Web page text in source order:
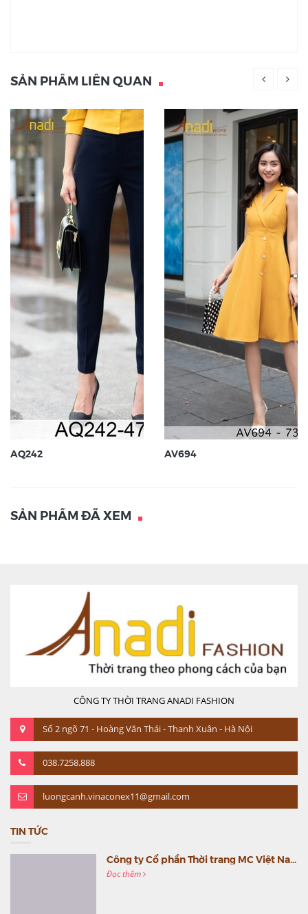
SẢN PHẨM LIÊN QUAN
AQ242 AV694
SẢN PHẨM ĐÃ XEM
CÔNG TY THỜI TRANG ANADI FASHION
Số 2 ngõ 71 - Hoàng Văn Thái - Thanh Xuân - Hà Nội
038.7258.888
luongcanh.vinaconex11@gmail.com
TIN TỨC
Công ty Cổ phần Thời trang MC Việt Nam (MC Fashion) tổ chức Gala mừng sinh nhật lần thứ 9
Đọc thêm